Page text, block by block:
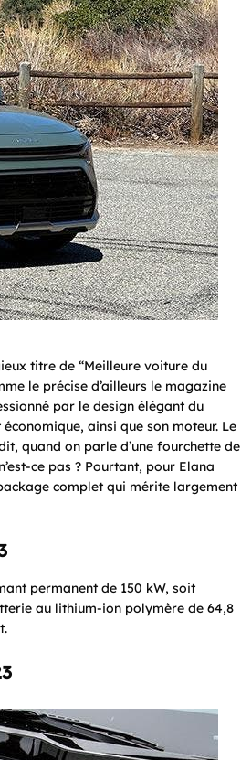
titre de “Meilleure voiture du
le précise d’ailleurs le magazine
par le design élégant du
ainsi que son moteur. Le
quand on parle d’une fourchette de
ce pas ? Pourtant, pour Elana
complet qui mérite largement
permanent de 150 kW, soit
au lithium-ion polymère de 64,8